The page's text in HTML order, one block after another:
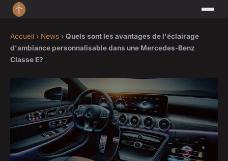
Accueil › News › Quels sont les avantages de l'éclairage
d'ambiance personnalisable dans une Mercedes-Benz
Classe E?